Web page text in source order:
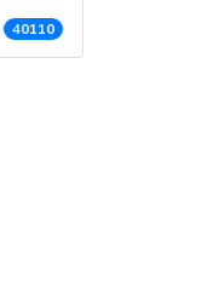
40110